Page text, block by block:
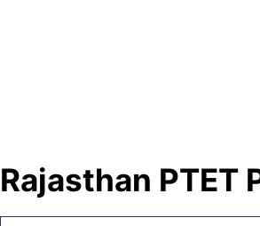
Rajasthan PTET